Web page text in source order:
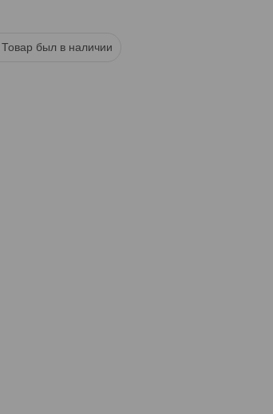
Товар был в наличии